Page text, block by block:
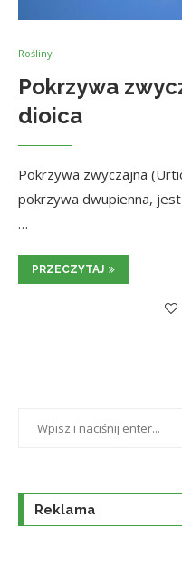
Rośliny
Pokrzywa
dioica
Pokrzywa zwyczajna
pokrzywa dwupienna,
…
PRZECZYTAJ
Reklama